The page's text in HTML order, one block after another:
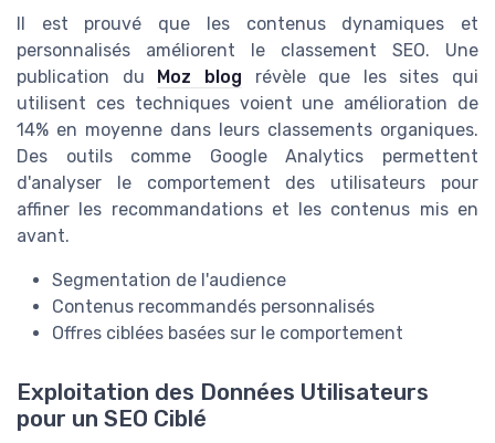
Il est prouvé que les contenus dynamiques et
personnalisés améliorent le classement SEO. Une
publication du
Moz blog révèle que les sites qui
utilisent ces techniques voient une amélioration de
14% en moyenne dans leurs classements organiques.
Des outils comme Google Analytics permettent
d'analyser le comportement des utilisateurs pour
affiner les recommandations et les contenus mis en
avant.
Segmentation de l'audience
Contenus recommandés personnalisés
Offres ciblées basées sur le comportement
Exploitation des Données Utilisateurs
pour un SEO Ciblé